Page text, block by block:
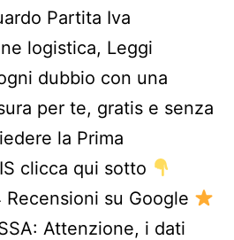
Partita Iva
logistica, Leggi
dubbio con una
per te, gratis e senza
la Prima
clicca qui sotto
Recensioni su Google
Attenzione, i dati